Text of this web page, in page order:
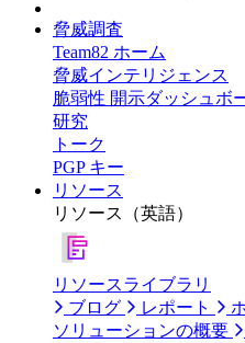
脅威調査
Team82 ホーム
脅威インテリジェンス
脆弱性 開示ダッシュボ
研究
トーク
PGP キー
リソース
リソース（英語）
リソースライブラリ
ブログ
レポート
ソリューションの概要